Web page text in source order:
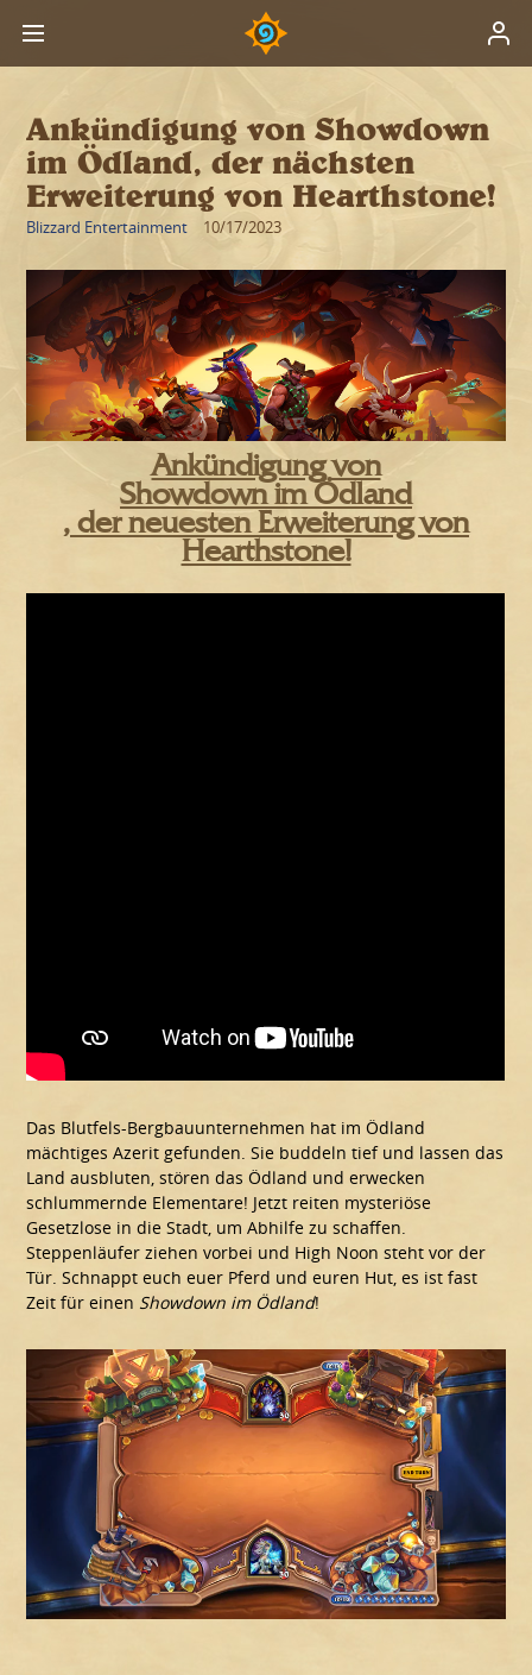
Ankündigung von Showdown
im Ödland, der nächsten
Erweiterung von Hearthstone!
Blizzard Entertainment 10/17/2023
Ankündigung von
Showdown im Ödland
, der neuesten Erweiterung von
Hearthstone!
Das Blutfels-Bergbauunternehmen hat im Ödland
mächtiges Azerit gefunden. Sie buddeln tief und lassen das
Land ausbluten, stören das Ödland und erwecken
schlummernde Elementare! Jetzt reiten mysteriöse
Gesetzlose in die Stadt, um Abhilfe zu schaffen.
Steppenläufer ziehen vorbei und High Noon steht vor der
Tür. Schnappt euch euer Pferd und euren Hut, es ist fast
Zeit für einen Showdown im Ödland!